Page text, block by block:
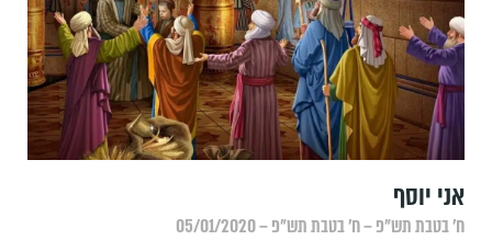
אני יוסף
ח׳ בטבת תש״פ – ח׳ בטבת תש״פ – 05/01/2020